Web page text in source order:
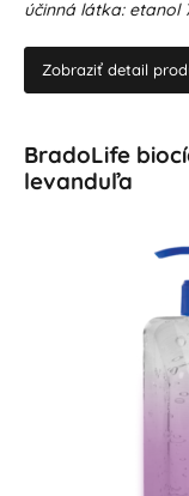
účinná látka: etanol
Zobraziť detail
BradoLife
levanduľa